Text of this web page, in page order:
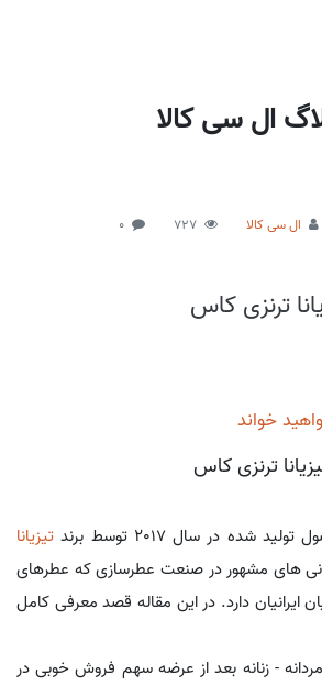
ال سی کالا
ال سی کالا 727
0
ترنزی کاس
خواند
ترنزی کاس
شده در سال 2017 توسط برند
تیزیانا
های مشهور در صنعت عطرسازی که عطرهای
ایرانیان دارد. در این مقاله قصد معرفی کامل
- زنانه بعد از عرضه سهم فروش خوبی در